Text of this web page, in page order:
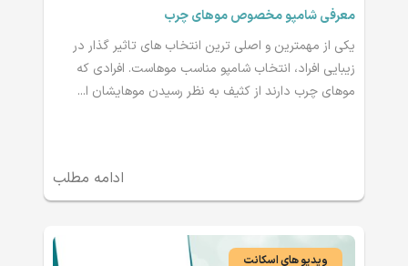
معرفی شامپو مخصوص موهای چرب
یکی از مهمترین و اصلی ترین انتخاب های تاثیر گذار در
زیبایی افراد، انتخاب شامپو مناسب موهاست. افرادی که
موهای چرب دارند از کثیف به نظر رسیدن موهایشان ا...
ادامه مطلب
ویدیو های اسکانت